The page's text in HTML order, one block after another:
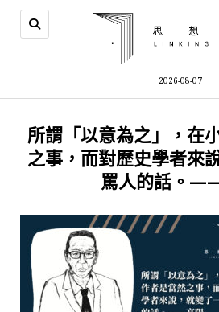
2026-08-07
所謂「以意為之」，在
之事，而對歷史學者來
罵人的話。